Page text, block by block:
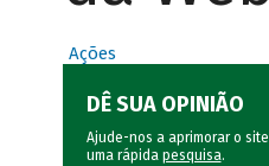
Ações
DÊ SUA OPINIÃO
Ajude-nos a aprimorar o
uma rápida pesquisa.